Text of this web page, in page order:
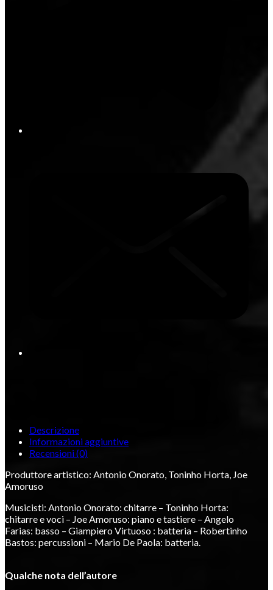
Descrizione
Informazioni aggiuntive
Recensioni (0)
Produttore artistico: Antonio Onorato, Toninho Horta, Joe
Amoruso
Musicisti: Antonio Onorato: chitarre – Toninho Horta:
chitarre e voci – Joe Amoruso: piano e tastiere – Angelo
Farias: basso – Giampiero Virtuoso : batteria – Robertinho
Bastos: percussioni – Mario De Paola: batteria.
Qualche nota dell’autore